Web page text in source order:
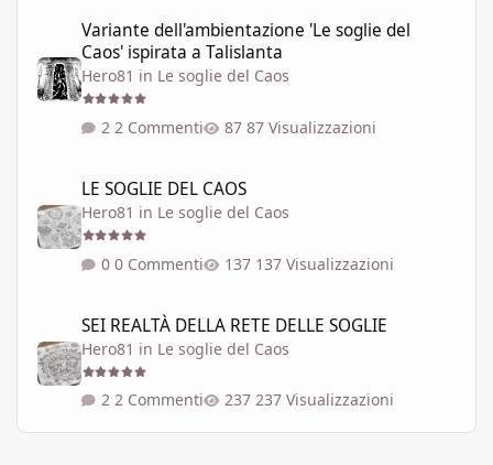
Variante dell'ambientazione 'Le soglie del
Caos' ispirata a Talislanta
Hero81 in Le soglie del Caos
2 Commenti 87 Visualizzazioni
LE SOGLIE DEL CAOS
Hero81 in Le soglie del Caos
0 Commenti 137 Visualizzazioni
SEI REALTÀ DELLA RETE DELLE SOGLIE
Hero81 in Le soglie del Caos
2 Commenti 237 Visualizzazioni